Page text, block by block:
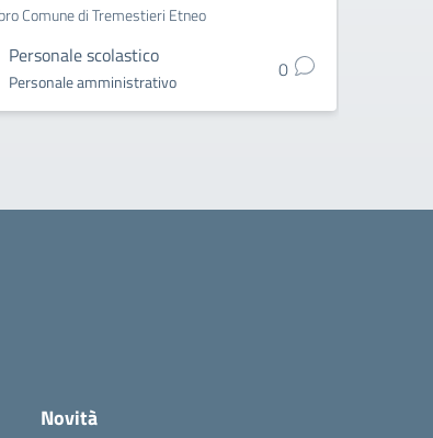
Comune di Tremestieri Etneo
Personale scolastico
Personale amministrativo 0
Novità